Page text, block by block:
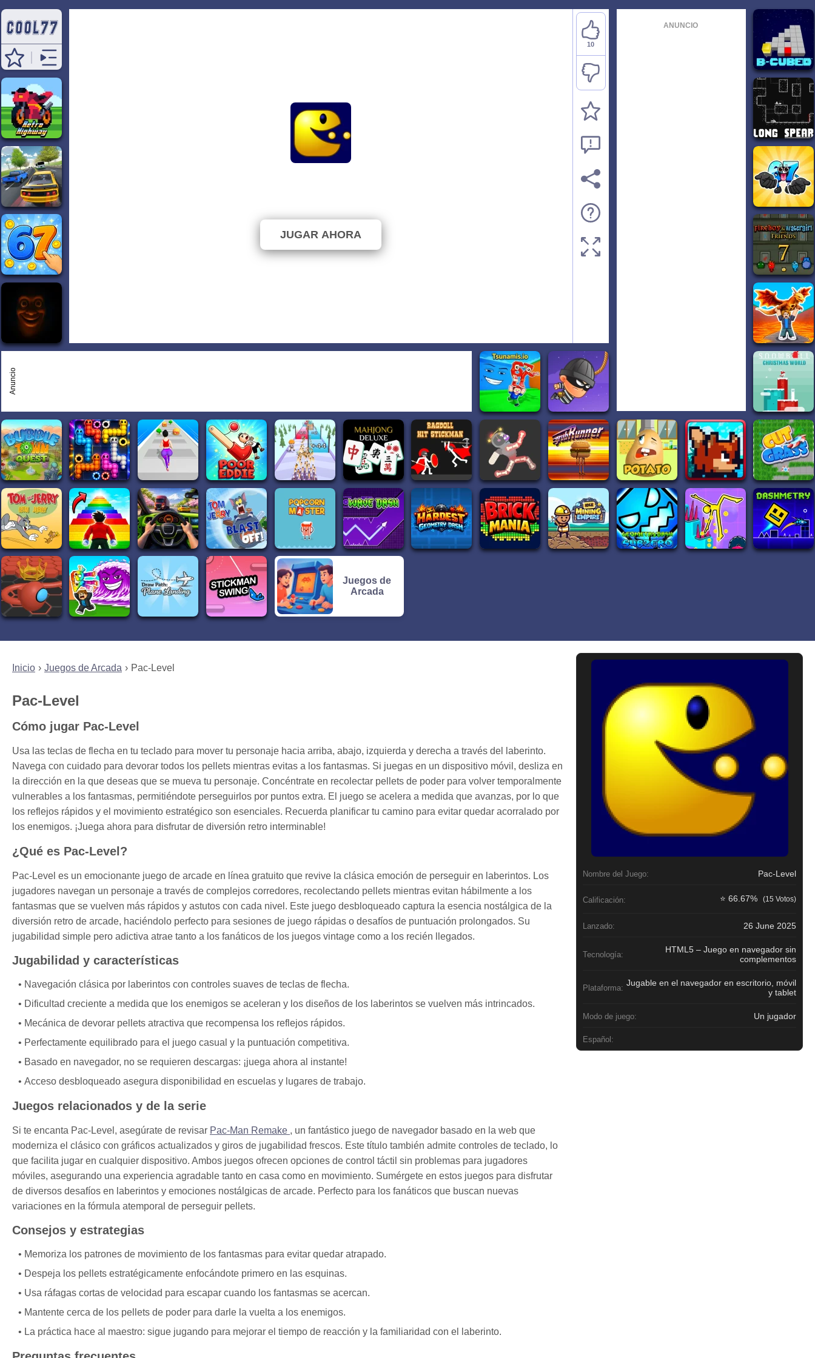
Inicio Juegos de Arcada Pac-Level
Pac-Level
Cómo jugar Pac-Level
Usa las teclas de flecha en tu teclado para mover tu personaje hacia arriba, abajo, izquierda y derecha a través del laberinto.
Navega con cuidado para devorar todos los pellets mientras evitas a los fantasmas. Si juegas en un dispositivo móvil, desliza en
la dirección en la que deseas que se mueva tu personaje. Concéntrate en recolectar pellets de poder para volver temporalmente
vulnerables a los fantasmas, permitiéndote perseguirlos por puntos extra. El juego se acelera a medida que avanzas, por lo que
los reflejos rápidos y el movimiento estratégico son esenciales. Recuerda planificar tu camino para evitar quedar acorralado por
los enemigos. ¡Juega ahora para disfrutar de diversión retro interminable!
¿Qué es Pac-Level?
Pac-Level es un emocionante juego de arcade en línea gratuito que revive la clásica emoción de perseguir en laberintos. Los
jugadores navegan un personaje a través de complejos corredores, recolectando pellets mientras evitan hábilmente a los
fantasmas que se vuelven más rápidos y astutos con cada nivel. Este juego desbloqueado captura la esencia nostálgica de la
diversión retro de arcade, haciéndolo perfecto para sesiones de juego rápidas o desafíos de puntuación prolongados. Su
jugabilidad simple pero adictiva atrae tanto a los fanáticos de los juegos vintage como a los recién llegados.
Jugabilidad y características
Navegación clásica por laberintos con controles suaves de teclas de flecha.
Dificultad creciente a medida que los enemigos se aceleran y los diseños de los laberintos se vuelven más intrincados.
Mecánica de devorar pellets atractiva que recompensa los reflejos rápidos.
Perfectamente equilibrado para el juego casual y la puntuación competitiva.
Basado en navegador, no se requieren descargas: ¡juega ahora al instante!
Acceso desbloqueado asegura disponibilidad en escuelas y lugares de trabajo.
Juegos relacionados y de la serie
Si te encanta Pac-Level, asegúrate de revisar Pac-Man Remake , un fantástico juego de navegador basado en la web que
moderniza el clásico con gráficos actualizados y giros de jugabilidad frescos. Este título también admite controles de teclado, lo
que facilita jugar en cualquier dispositivo. Ambos juegos ofrecen opciones de control táctil sin problemas para jugadores
móviles, asegurando una experiencia agradable tanto en casa como en movimiento. Sumérgete en estos juegos para disfrutar
de diversos desafíos en laberintos y emociones nostálgicas de arcade. Perfecto para los fanáticos que buscan nuevas
variaciones en la fórmula atemporal de perseguir pellets.
Consejos y estrategias
Memoriza los patrones de movimiento de los fantasmas para evitar quedar atrapado.
Despeja los pellets estratégicamente enfocándote primero en las esquinas.
Usa ráfagas cortas de velocidad para escapar cuando los fantasmas se acercan.
Mantente cerca de los pellets de poder para darle la vuelta a los enemigos.
La práctica hace al maestro: sigue jugando para mejorar el tiempo de reacción y la familiaridad con el laberinto.
Nombre del Juego: Pac-Level
Calificación: ⭐ 66.67% (15 Votos)
Lanzado: 26 June 2025
Tecnología:
HTML5 – Juego en navegador sin
complementos
Plataforma: Jugable en el navegador en escritorio, móvil
y tablet
Modo de juego: Un jugador
Español:
JUGAR AHORA
10
Anuncio
ANUNCIO
Juegos de
Arcada